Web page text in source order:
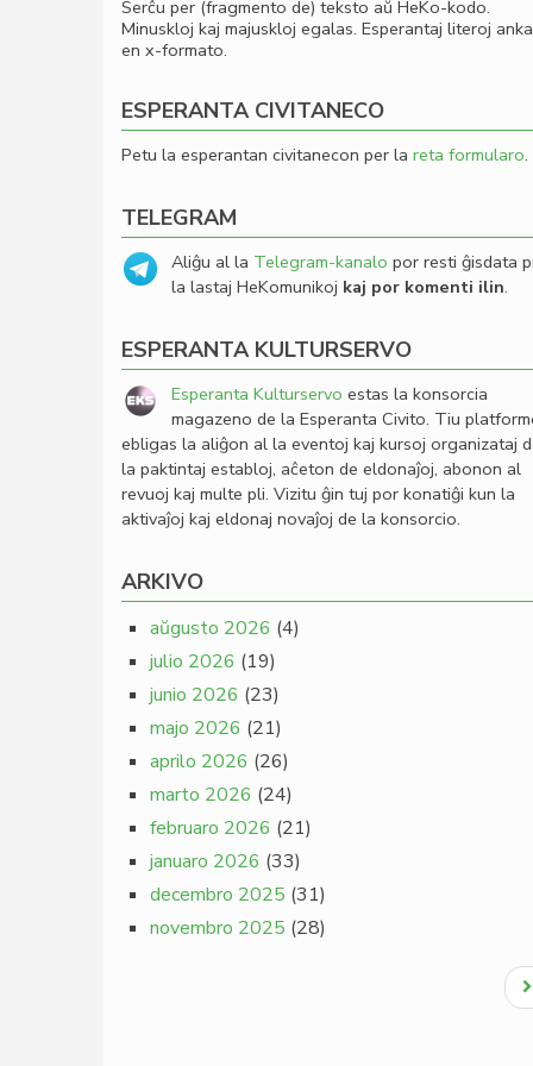
Serĉu per (fragmento de) teksto aŭ HeKo-kodo.
Minuskloj kaj majuskloj egalas. Esperantaj literoj
en x-formato.
ESPERANTA CIVITANECO
Petu la esperantan civitanecon per la reta formularo.
TELEGRAM
Aliĝu al la Telegram-kanalo por resti ĝisdata
la lastaj HeKomunikoj kaj por komenti ilin.
ESPERANTA KULTURSERVO
Esperanta Kulturservo estas la konsorcia
magazeno de la Esperanta Civito. Tiu
ebligas la aliĝon al la eventoj kaj kursoj organizataj
la paktintaj establoj, aĉeton de eldonaĵoj, abonon al
revuoj kaj multe pli. Vizitu ĝin tuj por konatiĝi kun la
aktivaĵoj kaj eldonaj novaĵoj de la konsorcio.
ARKIVO
aŭgusto 2026 (4)
julio 2026 (19)
junio 2026 (23)
majo 2026 (21)
aprilo 2026 (26)
marto 2026 (24)
februaro 2026 (21)
januaro 2026 (33)
decembro 2025 (31)
novembro 2025 (28)